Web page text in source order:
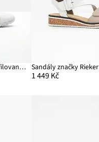
Trekingové sandály s profilovanou podrážkou Sandály značky Rieker
1 449 Kč